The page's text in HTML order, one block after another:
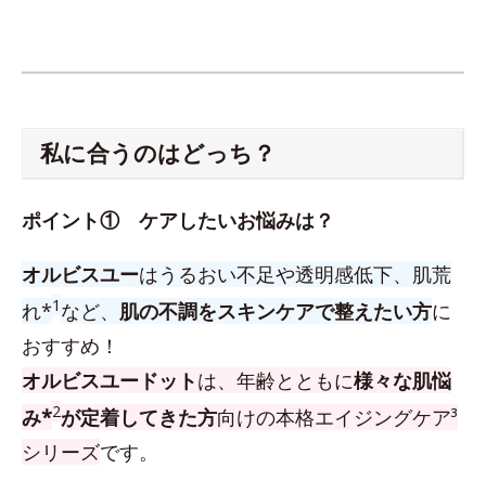
私に合うのはどっち？
ポイント① ケアしたいお悩みは？
オルビスユーはうるおい不足や透明感低下、肌荒
れ*1 など、 肌の不調をスキンケアで整えたい方に
おすすめ！
オルビスユードットは、年齢とともに様々な肌悩
み*2が定着してきた方向けの本格エイジングケア³
シリーズです。